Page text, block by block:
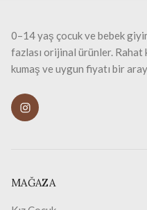
0–14 yaş çocuk ve bebek
fazlası orijinal ürünler. Rahat
kumaş ve uygun fiyatı bir
MAĞAZA